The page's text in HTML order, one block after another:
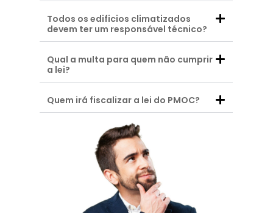
Todos os edificios climatizados
devem ter um responsável técnico?
Qual a multa para quem não cumprir
a lei?
Quem irá fiscalizar a lei do PMOC?